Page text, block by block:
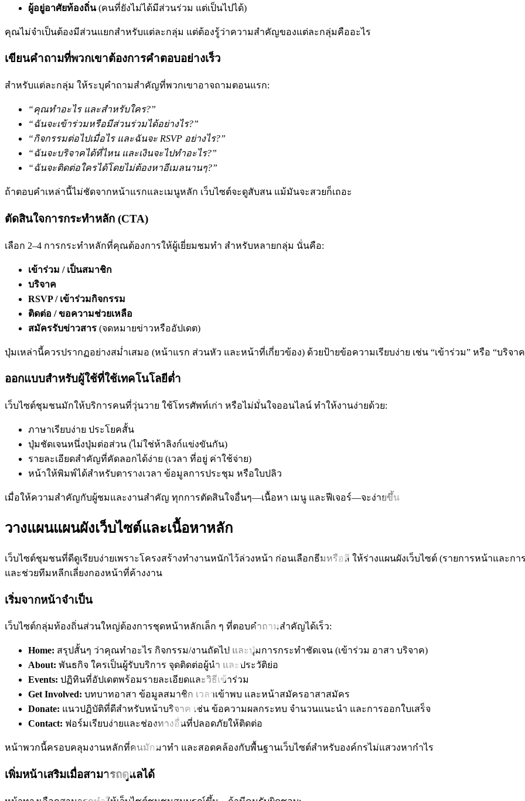
ผู้อยู่อาศัยท้องถิ่น(คนที่ยังไม่ได้มีส่วนร่วม แต่เป็นไปได้)
คุณไม่จำเป็นต้องมีส่วนแยกสำหรับแต่ละกลุ่ม แต่ต้องรู้ว่าความสำคัญของแต่ละกลุ่มคืออะไร
เขียนคำถามที่พวกเขาต้องการคำตอบอย่างเร็ว
สำหรับแต่ละกลุ่ม ให้ระบุคำถามสำคัญที่พวกเขาอาจถามตอนแรก:
“คุณทำอะไร และสำหรับใคร?”
“ฉันจะเข้าร่วมหรือมีส่วนร่วมได้อย่างไร?”
“กิจกรรมต่อไปเมื่อไร และฉันจะ RSVP อย่างไร?”
“ฉันจะบริจาคได้ที่ไหน และเงินจะไปทำอะไร?”
“ฉันจะติดต่อใครได้โดยไม่ต้องหาอีเมลนานๆ?”
ถ้าตอบคำเหล่านี้ไม่ชัดจากหน้าแรกและเมนูหลัก เว็บไซต์จะดูสับสน แม้มันจะสวยก็เถอะ
ตัดสินใจการกระทำหลัก (CTA)
เลือก 2–4 การกระทำหลักที่คุณต้องการให้ผู้เยี่ยมชมทำ สำหรับหลายกลุ่ม นั่นคือ:
เข้าร่วม / เป็นสมาชิก
บริจาค
RSVP / เข้าร่วมกิจกรรม
ติดต่อ / ขอความช่วยเหลือ
สมัครรับข่าวสาร (จดหมายข่าวหรืออัปเดต)
ปุ่มเหล่านี้ควรปรากฏอย่างสม่ำเสมอ (หน้าแรก ส่วนหัว และหน้าที่เกี่ยวข้อง) ด้วยป้ายข้อความเรียบง่าย เช่น “เข้าร่วม” หรือ “บริจ
ออกแบบสำหรับผู้ใช้ที่ใช้เทคโนโลยีต่ำ
เว็บไซต์ชุมชนมักให้บริการคนที่วุ่นวาย ใช้โทรศัพท์เก่า หรือไม่มั่นใจออนไลน์ ทำให้งานง่ายด้วย:
ภาษาเรียบง่าย ประโยคสั้น
ปุ่มชัดเจนหนึ่งปุ่มต่อส่วน (ไม่ใช่ห้าลิงก์แข่งขันกัน)
รายละเอียดสำคัญที่คัดลอกได้ง่าย (เวลา ที่อยู่ ค่าใช้จ่าย)
หน้าให้พิมพ์ได้สำหรับตารางเวลา ข้อมูลการประชุม หรือใบปลิว
เมื่อให้ความสำคัญกับผู้ชมและงานสำคัญ ทุกการตัดสินใจอื่นๆ—เนื้อหา เมนู และฟีเจอร์—จะง่ายขึ้น
วางแผนแผนผังเว็บไซต์และเนื้อหาหลัก
เว็บไซต์ชุมชนที่ดีดูเรียบง่ายเพราะโครงสร้างทำงานหนักไว้ล่วงหน้า ก่อนเลือกธีมหรือสี ให้ร่างแผนผังเว็บไซต์ (รายการหน้าและ
และช่วยทีมหลีกเลี่ยงกองหน้าที่ค้างงาน
เริ่มจากหน้าจำเป็น
เว็บไซต์กลุ่มท้องถิ่นส่วนใหญ่ต้องการชุดหน้าหลักเล็ก ๆ ที่ตอบคำถามสำคัญได้เร็ว:
Home: สรุปสั้นๆ ว่าคุณทำอะไร กิจกรรม/งานถัดไป และปุ่มการกระทำชัดเจน (เข้าร่วม อาสา บริจาค)
About: พันธกิจ ใครเป็นผู้รับบริการ จุดติดต่อผู้นำ และประวัติย่อ
Events: ปฏิทินที่อัปเดตพร้อมรายละเอียดและวิธีเข้าร่วม
Get Involved: บทบาทอาสา ข้อมูลสมาชิก เวลาเข้าพบ และหน้าสมัครอาสาสมัคร
Donate: แนวปฏิบัติที่ดีสำหรับหน้าบริจาค เช่น ข้อความผลกระทบ จำนวนแนะนำ และการออกใบเสร็จ
Contact: ฟอร์มเรียบง่ายและช่องทางอื่นที่ปลอดภัยให้ติดต่อ
หน้าพวกนี้ครอบคลุมงานหลักที่คนมักมาทำ และสอดคล้องกับพื้นฐานเว็บไซต์สำหรับองค์กรไม่แสวงหากำไร
เพิ่มหน้าเสริมเมื่อสามารถดูแลได้